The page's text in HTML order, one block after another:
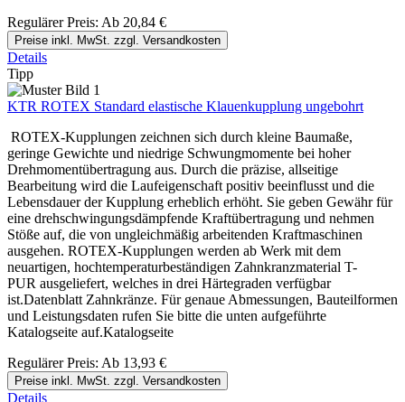
Regulärer Preis: Ab 20,84 €
Preise inkl. MwSt. zzgl. Versandkosten
Details
Tipp
KTR ROTEX Standard elastische Klauenkupplung ungebohrt
ROTEX-Kupplungen zeichnen sich durch kleine Baumaße,
geringe Gewichte und niedrige Schwungmomente bei hoher
Drehmomentübertragung aus. Durch die präzise, allseitige
Bearbeitung wird die Laufeigenschaft positiv beeinflusst und die
Lebensdauer der Kupplung erheblich erhöht. Sie geben Gewähr für
eine drehschwingungsdämpfende Kraftübertragung und nehmen
Stöße auf, die von ungleichmäßig arbeitenden Kraftmaschinen
ausgehen. ROTEX-Kupplungen werden ab Werk mit dem
neuartigen, hochtemperaturbeständigen Zahnkranzmaterial T-
PUR ausgeliefert, welches in drei Härtegraden verfügbar
ist.Datenblatt Zahnkränze. Für genaue Abmessungen, Bauteilformen
und Leistungsdaten rufen Sie bitte die unten aufgeführte
Katalogseite auf.Katalogseite
Regulärer Preis: Ab 13,93 €
Preise inkl. MwSt. zzgl. Versandkosten
Details